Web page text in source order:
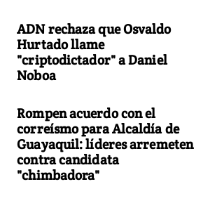
ADN rechaza que Osvaldo
Hurtado llame
"criptodictador" a Daniel
Noboa
Rompen acuerdo con el
correísmo para Alcaldía de
Guayaquil: líderes arremeten
contra candidata
"chimbadora"